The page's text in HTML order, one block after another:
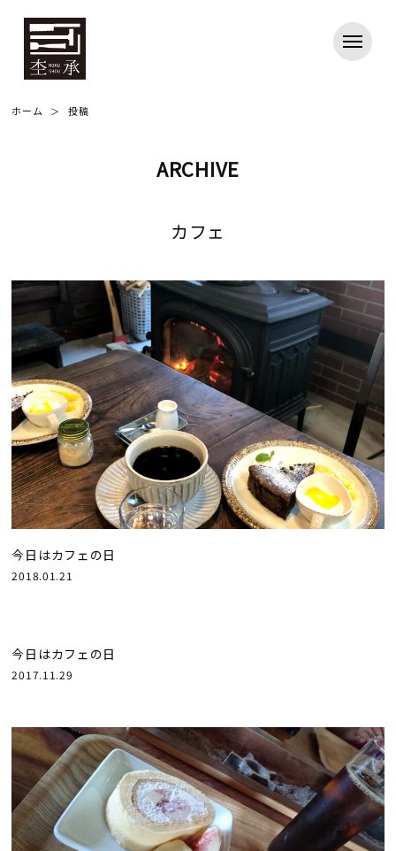
ホーム 投稿
ARCHIVE
カフェ
今日はカフェの日
2018.01.21
今日はカフェの日
2017.11.29